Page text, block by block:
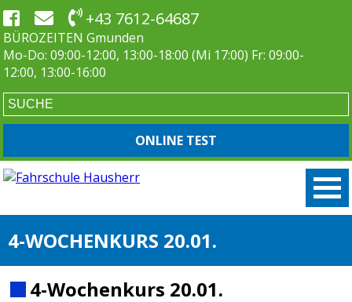
+43 7612-64687
BÜROZEITEN Gmunden
Mo-Do: 09:00-12:00, 13:00-18:00 (Mi 17:00) Fr: 09:00-
12:00, 13:00-16:00
ONLINE TEST
4-WOCHENKURS 20.01.
4-Wochenkurs 20.01.